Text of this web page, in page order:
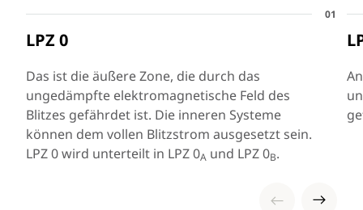
01
LPZ 0
Das ist die äußere Zone, die durch das
ungedämpfte elektromagnetische Feld des
Blitzes gefährdet ist. Die inneren Systeme
können dem vollen Blitzstrom ausgesetzt sein.
LPZ 0 wird unterteilt in LPZ 0A und LPZ 0B.